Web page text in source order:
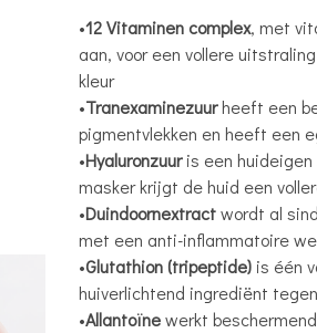
•12 Vitaminen complex, met
aan, voor een vollere
kleur
•Tranexaminezuurheeft een
pigmentvlekken en heeft een
•Hyaluronzuuris een huideigen
masker krijgt de huid een
•Duindoornextractwordt al
met een anti-inflammatoire
•Glutathion (tripeptide) is één
huiverlichtend ingrediënt
•Allantoïnewerkt